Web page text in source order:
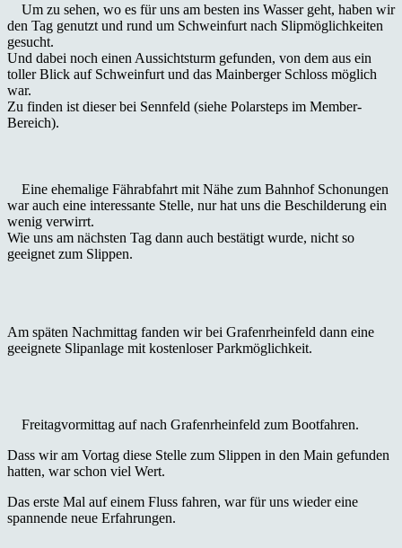
Um zu sehen, wo es für uns am besten ins Wasser geht, haben wir
den Tag genutzt und rund um Schweinfurt nach Slipmöglichkeiten
gesucht.
Und dabei noch einen Aussichtsturm gefunden, von dem aus ein
toller Blick auf Schweinfurt und das Mainberger Schloss möglich
war.
Zu finden ist dieser bei Sennfeld (siehe Polarsteps im Member-
Bereich).
Eine ehemalige Fährabfahrt mit Nähe zum Bahnhof Schonungen
war auch eine interessante Stelle, nur hat uns die Beschilderung ein
wenig verwirrt.
Wie uns am nächsten Tag dann auch bestätigt wurde, nicht so
geeignet zum Slippen.
Am späten Nachmittag fanden wir bei Grafenrheinfeld dann eine
geeignete Slipanlage mit kostenloser Parkmöglichkeit.
Freitagvormittag auf nach Grafenrheinfeld zum Bootfahren.
Dass wir am Vortag diese Stelle zum Slippen in den Main gefunden
hatten, war schon viel Wert.
Das erste Mal auf einem Fluss fahren, war für uns wieder eine
spannende neue Erfahrungen.